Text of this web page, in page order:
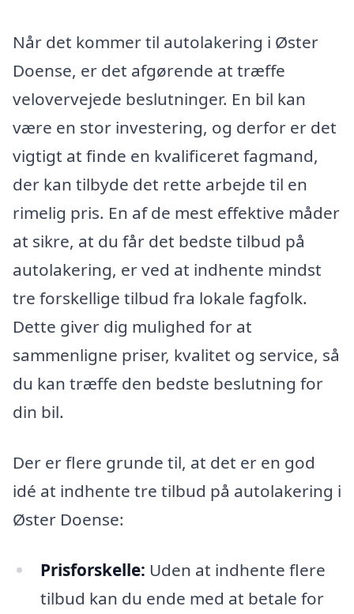
Når det kommer til autolakering i Øster
Doense, er det afgørende at træffe
velovervejede beslutninger. En bil kan
være en stor investering, og derfor er det
vigtigt at finde en kvalificeret fagmand,
der kan tilbyde det rette arbejde til en
rimelig pris. En af de mest effektive måder
at sikre, at du får det bedste tilbud på
autolakering, er ved at indhente mindst
tre forskellige tilbud fra lokale fagfolk.
Dette giver dig mulighed for at
sammenligne priser, kvalitet og service, så
du kan træffe den bedste beslutning for
din bil.
Der er flere grunde til, at det er en god
idé at indhente tre tilbud på autolakering i
Øster Doense:
Prisforskelle: Uden at indhente flere
tilbud kan du ende med at betale for